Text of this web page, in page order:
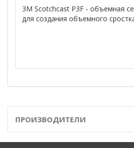
3M Scotchcast P3F - объемная
для создания объемного
ПРОИЗВОДИТЕЛИ